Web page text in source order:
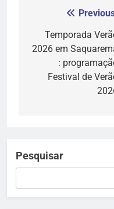
Navegação
deTemporada
2026 em
:
Festival de
Pesquisar